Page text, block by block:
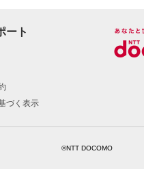
ート
づく表示
©NTT DOCOMO